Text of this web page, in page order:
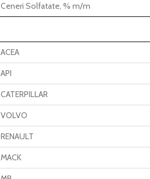
Ceneri Solfatate, % m/m
ACEA
API
CATERPILLAR
VOLVO
RENAULT
MACK